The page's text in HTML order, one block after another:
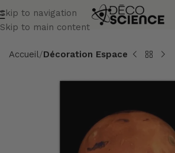
Skip to navigation
Skip to main content
Accueil Décoration Espace